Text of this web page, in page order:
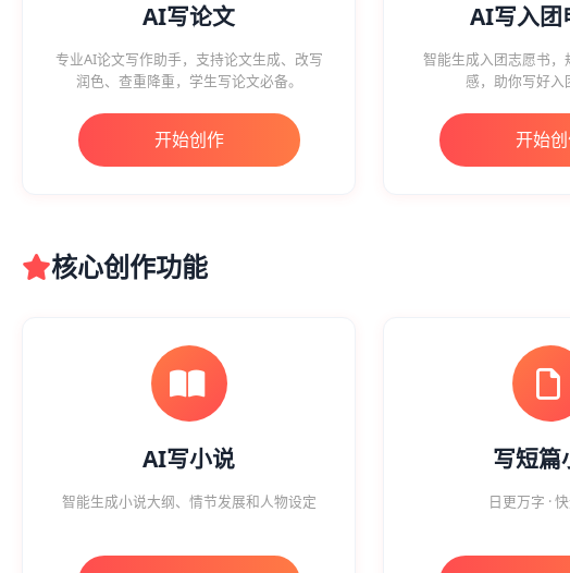
AI写论文
专业AI论文写作助手，支持论文生成、改写
润色、查重降重，学生写论文必备。
开始创作
AI写入团
智能生成入团志愿书，
感，助你写好入
开始
核心创作功能
AI写小说
智能生成小说大纲、情节发展和人物设定
写短篇
日更万字 ·